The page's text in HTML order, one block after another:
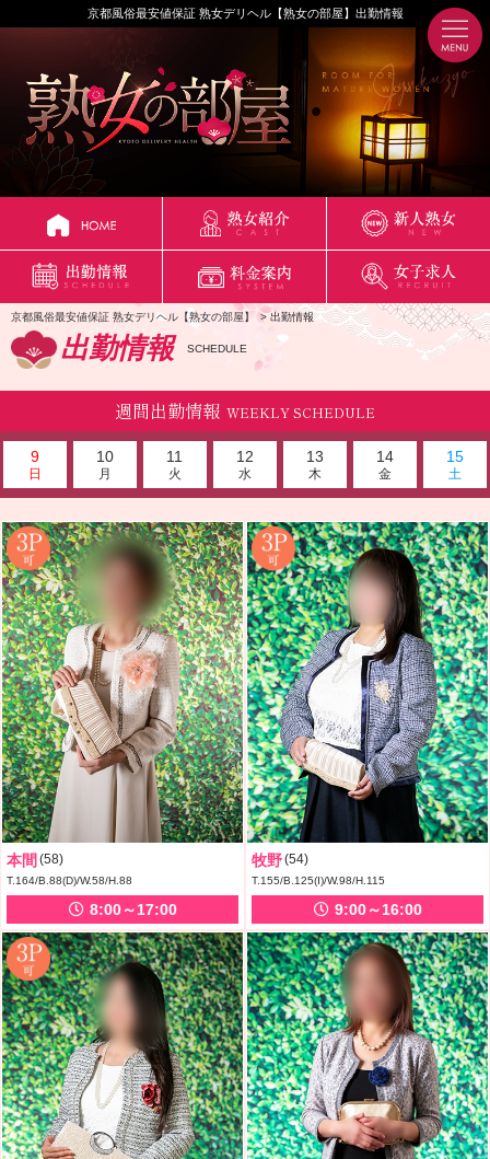
京都風俗最安値保証 熟女デリヘル【熟女の部屋】出勤情報
京都風俗最安値保証 熟女デリヘル【熟女の部屋】 出勤情報
出勤情報 SCHEDULE
週間出勤情報 WEEKLY SCHEDULE
9
日
10
月
11
火
12
水
13
木
14
金
15
土
本間 (58)
T.164/B.88(D)/W.58/H.88
8:00～17:00
牧野(54)
T.155/B.125(I)/W.98/H.115
9:00～16:00